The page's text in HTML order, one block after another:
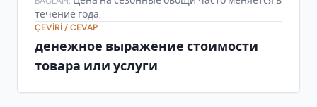
течение года.
ÇEVIRI / CEVAP
денежное выражение стоимости
товара или услуги